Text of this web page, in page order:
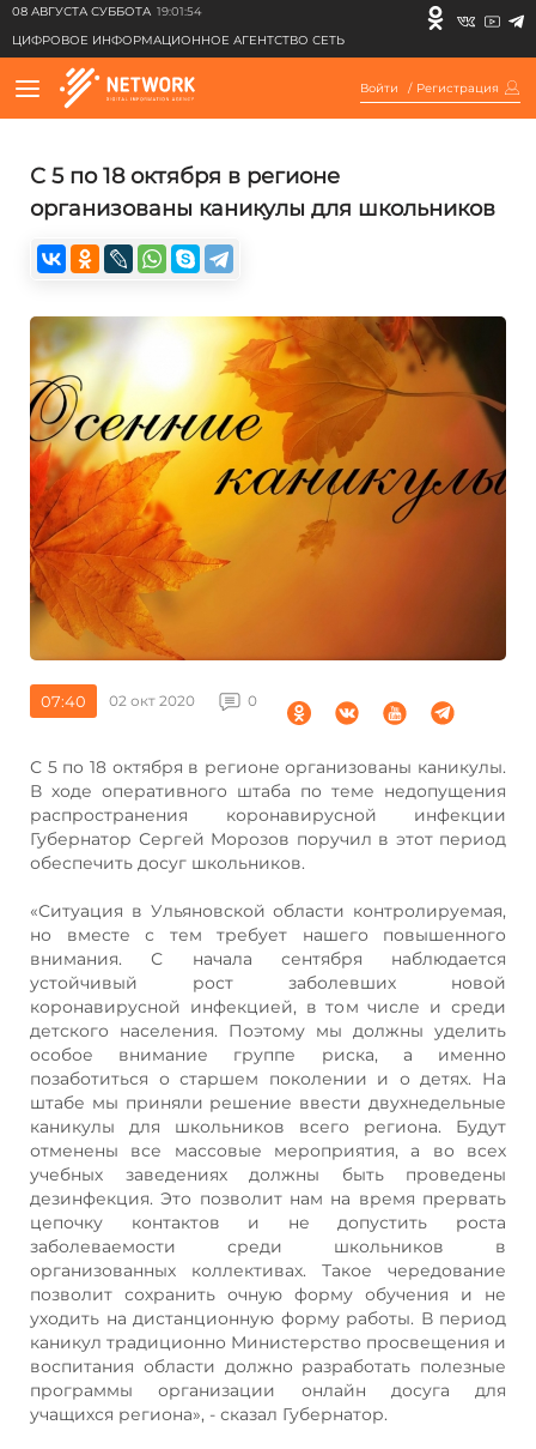
08 АВГУСТА СУББОТА 19:01:54
ЦИФРОВОЕ ИНФОРМАЦИОННОЕ АГЕНТСТВО СЕТЬ
Войти / Регистрация
С 5 по 18 октября в регионе
организованы каникулы для школьников
07:40 02 окт 2020 0
С 5 по 18 октября в регионе организованы каникулы.
В ходе оперативного штаба по теме недопущения
распространения коронавирусной инфекции
Губернатор Сергей Морозов поручил в этот период
обеспечить досуг школьников.
«Ситуация в Ульяновской области контролируемая,
но вместе с тем требует нашего повышенного
внимания. С начала сентября наблюдается
устойчивый рост заболевших новой
коронавирусной инфекцией, в том числе и среди
детского населения. Поэтому мы должны уделить
особое внимание группе риска, а именно
позаботиться о старшем поколении и о детях. На
штабе мы приняли решение ввести двухнедельные
каникулы для школьников всего региона. Будут
отменены все массовые мероприятия, а во всех
учебных заведениях должны быть проведены
дезинфекция. Это позволит нам на время прервать
цепочку контактов и не допустить роста
заболеваемости среди школьников в
организованных коллективах. Такое чередование
позволит сохранить очную форму обучения и не
уходить на дистанционную форму работы. В период
каникул традиционно Министерство просвещения и
воспитания области должно разработать полезные
программы организации онлайн досуга для
учащихся региона», - сказал Губернатор.